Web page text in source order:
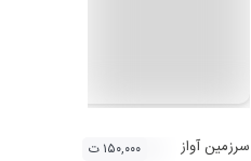
سرزمین آواز ۱۵۰,۰۰۰ ت